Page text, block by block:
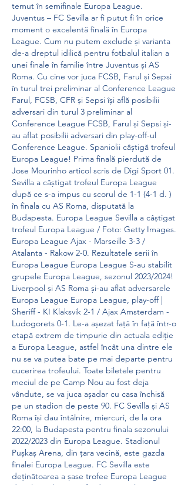
temut în semifinale Europa League.
Juventus – FC Sevilla ar fi putut fi în orice
moment o excelentă finală în Europa
League. Cum nu putem exclude și varianta
de-a dreptul idilică pentru fotbalul italian a
unei finale în familie între Juventus și AS
Roma. Cu cine vor juca FCSB, Farul și Sepsi
în turul trei preliminar al Conference League
Farul, FCSB, CFR și Sepsi își află posibilii
adversari din turul 3 preliminar al
Conference League FCSB, Farul și Sepsi și-
au aflat posibilii adversari din play-off-ul
Conference League. Spaniolii câștigă trofeul
Europa League! Prima finală pierdută de
Jose Mourinho articol scris de Digi Sport 01.
Sevilla a câștigat trofeul Europa League
după ce s-a impus cu scorul de 1-1 (4-1 d. )
în finala cu AS Roma, disputată la
Budapesta. Europa League Sevilla a câștigat
trofeul Europa League / Foto: Getty Images.
Europa League Ajax - Marseille 3-3 /
Atalanta - Rakow 2-0. Rezultatele serii în
Europa League Europa League S-au stabilit
grupele Europa League, sezonul 2023/2024!
Liverpool și AS Roma și-au aflat adversarele
Europa League Europa League, play-off |
Sheriff - KI Klaksvik 2-1 / Ajax Amsterdam -
Ludogorets 0-1. Le-a așezat față în față într-o
etapă extrem de timpurie din actuala ediție
a Europa League, astfel încât una dintre ele
nu se va putea bate pe mai departe pentru
cucerirea trofeului. Toate biletele pentru
meciul de pe Camp Nou au fost deja
vândute, se va juca așadar cu casa închisă
pe un stadion de peste 90. FC Sevilla și AS
Roma își dau întâlnire, miercuri, de la ora
22:00, la Budapesta pentru finala sezonului
2022/2023 din Europa League. Stadionul
Pușkaș Arena, din țara vecină, este gazda
finalei Europa League. FC Sevilla este
deținătoarea a șase trofee Europa League